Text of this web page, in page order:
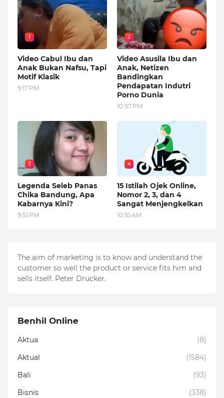
1
Video Cabul Ibu dan
Anak Bukan Nafsu, Tapi
Motif Klasik
9:17 PM
2
Video Asusila Ibu dan
Anak, Netizen
Bandingkan
Pendapatan Indutri
Porno Dunia
10:57 PM
3
Legenda Seleb Panas
Chika Bandung, Apa
Kabarnya Kini?
9:51 PM
4
15 Istilah Ojek Online,
Nomor 2, 3, dan 4
Sangat Menjengkelkan
10:10 AM
The aim of marketing is to know and understand the
customer so well the product or service fits him and
sells itself. Peter Drucker.
Benhil Online
Aktua
(8)
Aktual
(1584)
Bali
(93)
Bisnis
(338)